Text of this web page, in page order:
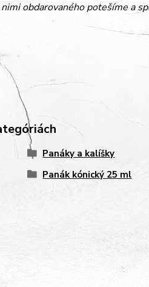
obdarovaného potešíme a
Panáky a kalíšky
Panák kónický 25 ml